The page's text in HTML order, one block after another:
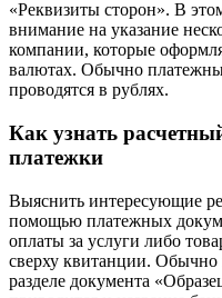
Как узнать
с помощью договора?
Если ранее с организацией
«Реквизиты сторон». В
внимание на указание
валютах. Обычно
проводятся в рублях.
Как узнать
платежки